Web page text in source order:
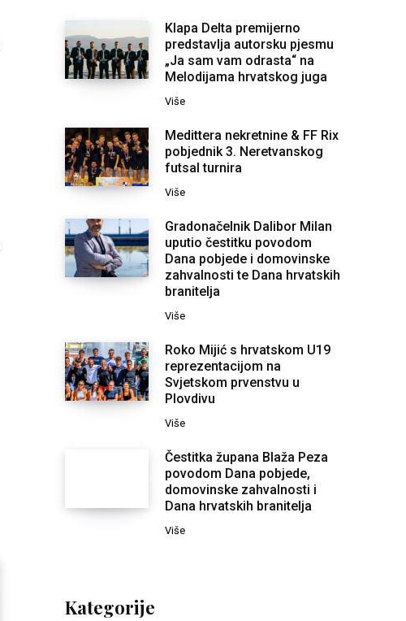
Klapa Delta premijerno
predstavlja autorsku pjesmu
„Ja sam vam odrasta“ na
Melodijama hrvatskog juga
Više
Medittera nekretnine & FF Rix
pobjednik 3. Neretvanskog
futsal turnira
Više
Gradonačelnik Dalibor Milan
uputio čestitku povodom
Dana pobjede i domovinske
zahvalnosti te Dana hrvatskih
branitelja
Više
Roko Mijić s hrvatskom U19
reprezentacijom na
Svjetskom prvenstvu u
Plovdivu
Više
Čestitka župana Blaža Peza
povodom Dana pobjede,
domovinske zahvalnosti i
Dana hrvatskih branitelja
Više
Kategorije